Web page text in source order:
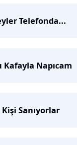
Telefonda...
Kafayla Napıcam
Sanıyorlar